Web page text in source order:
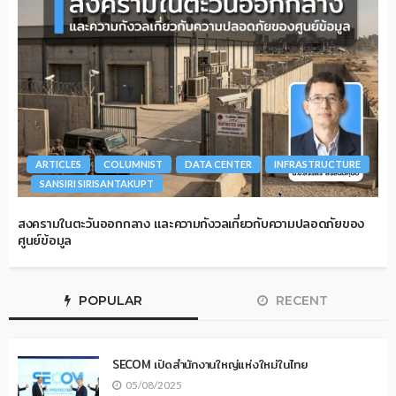
ARTICLES COLUMNIST DATA CENTER
INFRASTRUCTURE
SANSIRI SIRISANTAKUPT
สงครามในตะวันออกกลาง และความกังวลเกี่ยวกับความปลอดภัยของ
ศูนย์ข้อมูล
POPULAR RECENT
SECOM เปิดสำนักงานใหญ่แห่งใหม่ในไทย
05/08/2025